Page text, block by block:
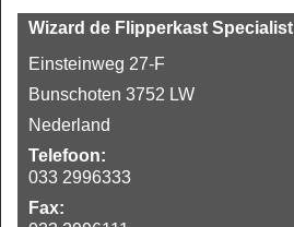
Wizard de Flipperkast Specialist
Einsteinweg 27-F
Bunschoten 3752 LW
Nederland
Telefoon:
033 2996333
Fax: